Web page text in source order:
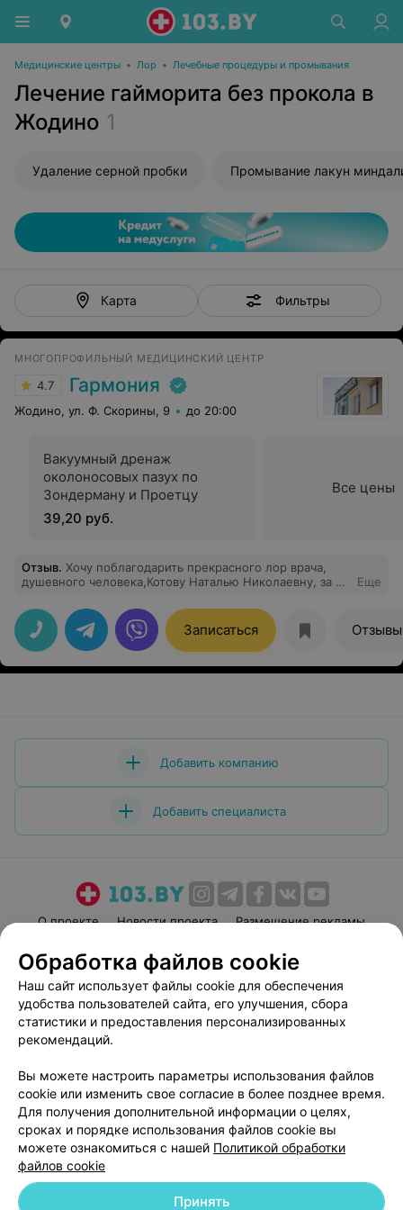
Медицинские центры • Лор • Лечебные процедуры и промывания
Лечение гайморита без прокола в
Жодино 1
Удаление серной пробки Промывание лакун
Карта Фильтры
МНОГОПРОФИЛЬНЫЙ МЕДИЦИНСКИЙ ЦЕНТР
4.7 Гармония
Жодино, ул. Ф. Скорины, 9 до 20:00
Вакуумный дренаж
околоносовых пазух по
Зондерману и Проетцу
39,20 руб.
Все цены
Отзыв. Хочу поблагодарить прекрасного лор врача,
душевного человека,Котову Наталью Николаевну, за её
Еще
Записаться Отзывы
Добавить компанию
Добавить специалиста
О проекте Новости проекта
Размещение рекламы
Пользовательское соглашение
Способы оплаты
Вакансии
Партнеры
Написать руководителю 103.by
Персональные настройки cookie
Обработка персональных данных
Обработка файлов cookie
Наш сайт использует файлы cookie для обеспечения
удобства пользователей сайта, его улучшения, сбора
статистики и предоставления персонализированных
рекомендаций.
Вы можете настроить параметры использования файлов
cookie или изменить свое согласие в более позднее время.
Для получения дополнительной информации о целях,
сроках и порядке использования файлов cookie вы
можете ознакомиться с нашей Политикой обработки
файлов cookie
Принять